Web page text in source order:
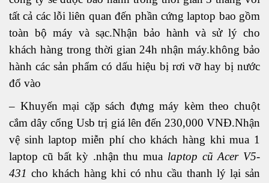
tất cả các lỗi liên quan đến phần cứng laptop bao gồm
toàn bộ máy và sạc.Nhận bảo hành và sử lý cho
khách hàng trong thời gian 24h nhận máy.không bảo
hành các sản phẩm có dấu hiệu bị rơi vỡ hay bị nước
đổ vào
– Khuyến mại cặp sách đựng máy kèm theo chuột
cắm dây cổng Usb trị giá lên đến 230,000 VNĐ.Nhận
vệ sinh laptop miễn phí cho khách hàng khi mua 1
laptop cũ bất kỳ .nhận thu mua laptop cũ Acer V5-
431 cho khách hàng khi có nhu cầu thanh lý lại sản